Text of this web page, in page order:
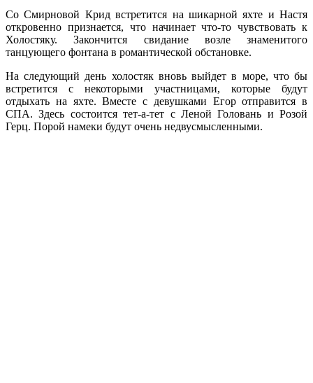
Со Смирновой Крид встретится на шикарной яхте и Настя
откровенно признается, что начинает что-то чувствовать к
Холостяку. Закончится свидание возле знаменитого
танцующего фонтана в романтической обстановке.
На следующий день холостяк вновь выйдет в море, что бы
встретится с некоторыми участницами, которые будут
отдыхать на яхте. Вместе с девушками Егор отправится в
СПА. Здесь состоится тет-а-тет с Леной Головань и Розой
Герц. Порой намеки будут очень недвусмысленными.